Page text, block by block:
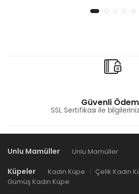
Güvenli
SSL Sertifikası ile
Unlu Mamüller Unlu Mamüller
Küpeler Kadın Küpe
Çelik Kadın
Gümüş Kadın Küpe